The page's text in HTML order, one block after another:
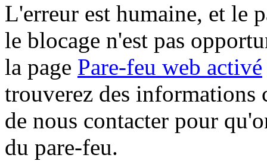
L'erreur est humaine, et le
le blocage n'est pas
la page Pare-feu web activé
trouverez des informations
de nous contacter pour
du pare-feu.